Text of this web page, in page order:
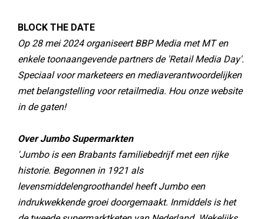
BLOCK THE DATE
Op 28 mei 2024 organiseert BBP Media met MT en
enkele toonaangevende partners de 'Retail Media Day'.
Speciaal voor marketeers en mediaverantwoordelijken
met belangstelling voor retailmedia. Hou onze website
in de gaten!
Over Jumbo Supermarkten
'Jumbo is een Brabants familiebedrijf met een rijke
historie. Begonnen in 1921 als
levensmiddelengroothandel heeft Jumbo een
indrukwekkende groei doorgemaakt. Inmiddels is het